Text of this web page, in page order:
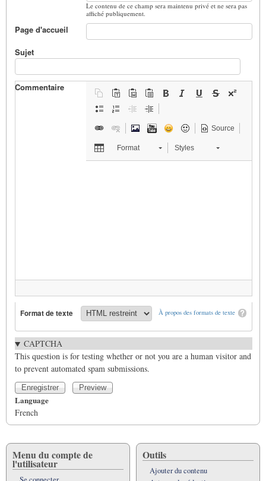
Le contenu de ce champ sera maintenu privé et ne sera pas
affiché publiquement.
Page d'accueil
Sujet
Commentaire
Source
Format Styles
À propos des formats de texte
Format de texte
CAPTCHA
This question is for testing whether or not you are a human visitor and
to prevent automated spam submissions.
Language
French
Menu du compte de
l'utilisateur
Outils
Ajouter du contenu